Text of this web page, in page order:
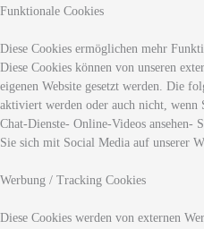
Funktionale Cookies
Diese Cookies ermöglichen mehr
Diese Cookies können von unseren
eigenen Website gesetzt werden. Die
aktiviert werden oder auch nicht, wenn
Chat-Dienste- Online-Videos ansehen-
Sie sich mit Social Media auf unserer
Werbung / Tracking Cookies
Diese Cookies werden von externen